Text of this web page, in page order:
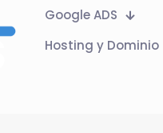
Google ADS
Hosting y Dominio